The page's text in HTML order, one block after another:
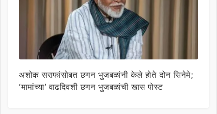
अशोक सराफांसोबत छगन भुजबळांनी केले होते दोन सिनेमे;
‘मामांच्या’ वाढदिवशी छगन भुजबळांची खास पोस्ट